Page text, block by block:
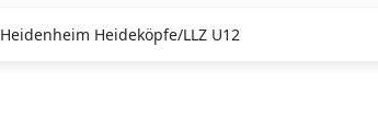
Heidenheim Heideköpfe/LLZ U12